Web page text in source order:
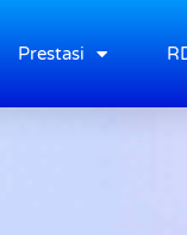
Prestasi